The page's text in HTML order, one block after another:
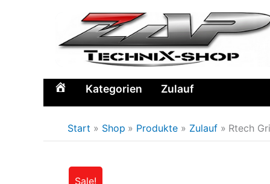
Home Kategorien Zulauf
Start Shop Produkte Zulauf Rtech
Sale!